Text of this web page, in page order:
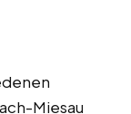
Miesau